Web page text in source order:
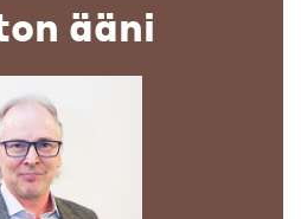
ääni